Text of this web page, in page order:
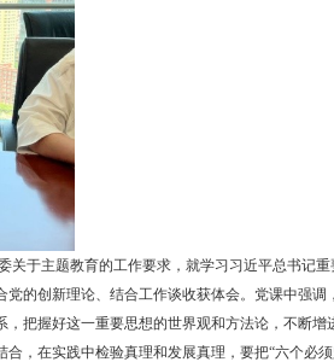
关于主题教育的工作要求，就学习习近平总书记
的创新理论、结合工作谈收获体会。党课中强调
，把握好这一重要思想的世界观和方法论，不断增
，在实践中检验真理和发展真理，要把“六个必